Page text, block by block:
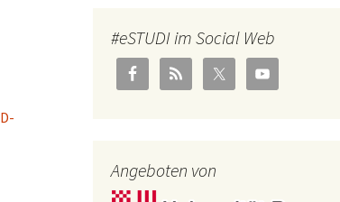
#eSTUDI im Social Web
Angeboten von